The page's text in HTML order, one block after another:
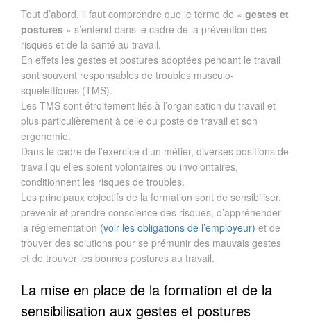
Tout d’abord, il faut comprendre que le terme de « gestes et
postures » s’entend dans le cadre de la prévention des
risques et de la santé au travail.
En effets les gestes et postures adoptées pendant le travail
sont souvent responsables de troubles musculo-
squelettiques (TMS).
Les TMS sont étroitement liés à l’organisation du travail et
plus particulièrement à celle du poste de travail et son
ergonomie.
Dans le cadre de l’exercice d’un métier, diverses positions de
travail qu’elles soient volontaires ou involontaires,
conditionnent les risques de troubles.
Les principaux objectifs de la formation sont de sensibiliser,
prévenir et prendre conscience des risques, d’appréhender
la réglementation (voir les obligations de l’employeur) et de
trouver des solutions pour se prémunir des mauvais gestes
et de trouver les bonnes postures au travail.
La mise en place de la formation et de la
sensibilisation aux gestes et postures